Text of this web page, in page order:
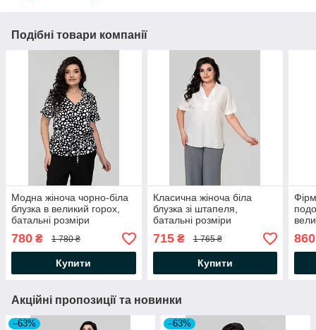
Подібні товари компанії
Модна жіноча чорно-біла
блузка в великий горох,
батальні розміри
780 ₴ 1 780 ₴
Купити
Класична жіноча біла
блузка зі штапеля,
батальні розміри
715₴ 1 765 ₴
Купити
860
Акційні пропозиції та новинки
–63% –63%